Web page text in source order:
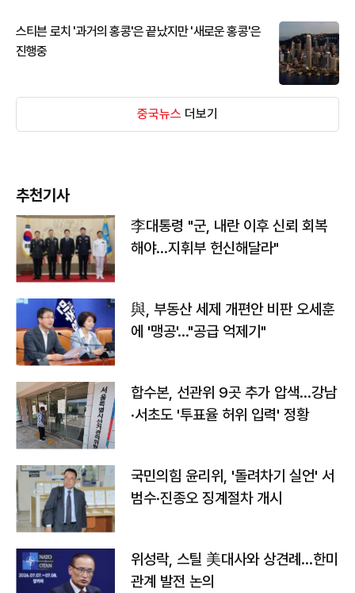
스티븐 로치 '과거의 홍콩'은 끝났지만 '새로운 홍콩'은
진행중
중국뉴스 더보기
추천기사
李대통령 "군, 내란 이후 신뢰 회복
해야…지휘부 헌신해달라"
與, 부동산 세제 개편안 비판 오세훈
에 '맹공'…"공급 억제기"
합수본, 선관위 9곳 추가 압색…강남
·서초도 '투표율 허위 입력' 정황
국민의힘 윤리위, '돌려차기 실언' 서
범수·진종오 징계절차 개시
위성락, 스틸 美대사와 상견례…한미
관계 발전 논의